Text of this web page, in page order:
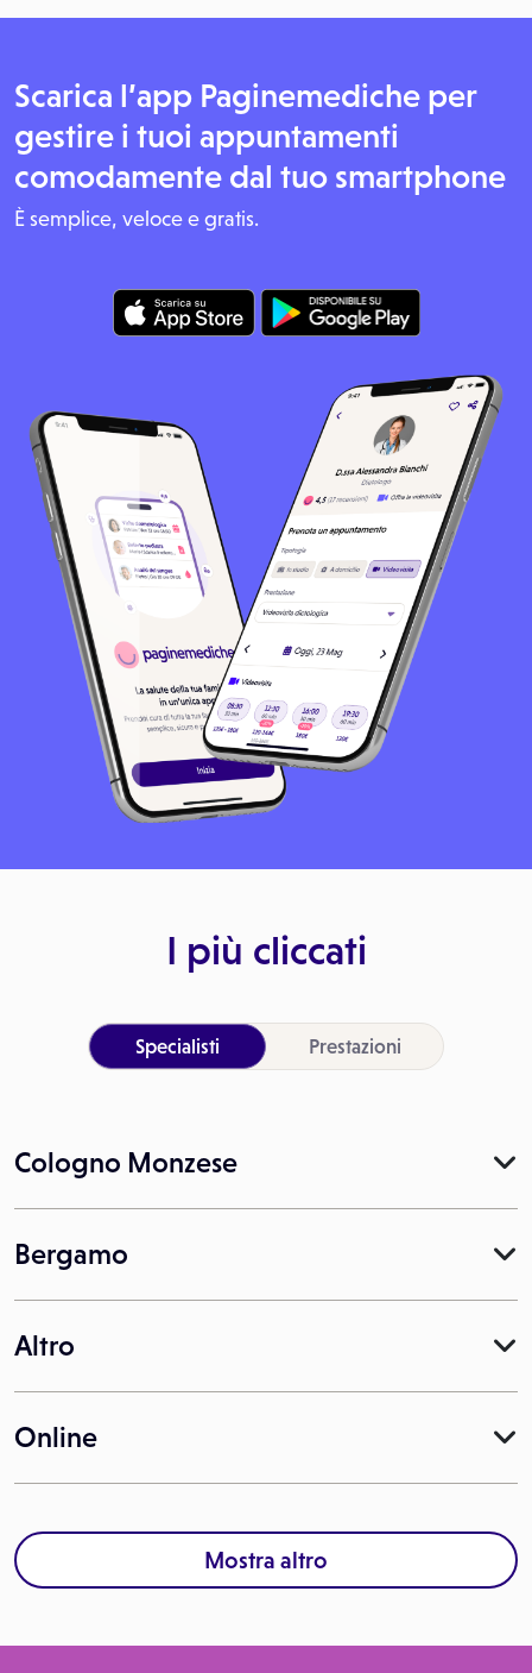
Scarica l’app Paginemediche per
gestire i tuoi appuntamenti
comodamente dal tuo smartphone
È semplice, veloce e gratis.
I più cliccati
Specialisti Prestazioni
Cologno Monzese
Bergamo
Altro
Online
Mostra altro